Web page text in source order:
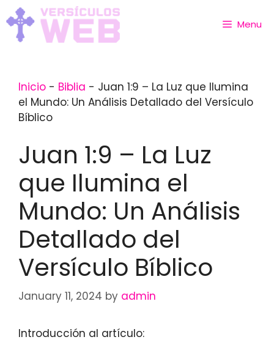
Skip
to
content
Menu
Inicio - Biblia - Juan 1:9 – La Luz que Ilumina
el Mundo: Un Análisis Detallado del Versículo
Bíblico
Juan 1:9 – La Luz
que Ilumina el
Mundo: Un Análisis
Detallado del
Versículo Bíblico
January 11, 2024 by admin
Introducción al artículo: